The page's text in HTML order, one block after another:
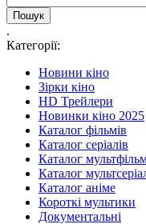
.
Категорії:
Новини кіно
Зірки кіно
HD Трейлери
Новинки кіно 2025
Каталог фільмів
Каталог серіалів
Каталог
Каталог
Каталог аніме
Короткі мультики
Документальні